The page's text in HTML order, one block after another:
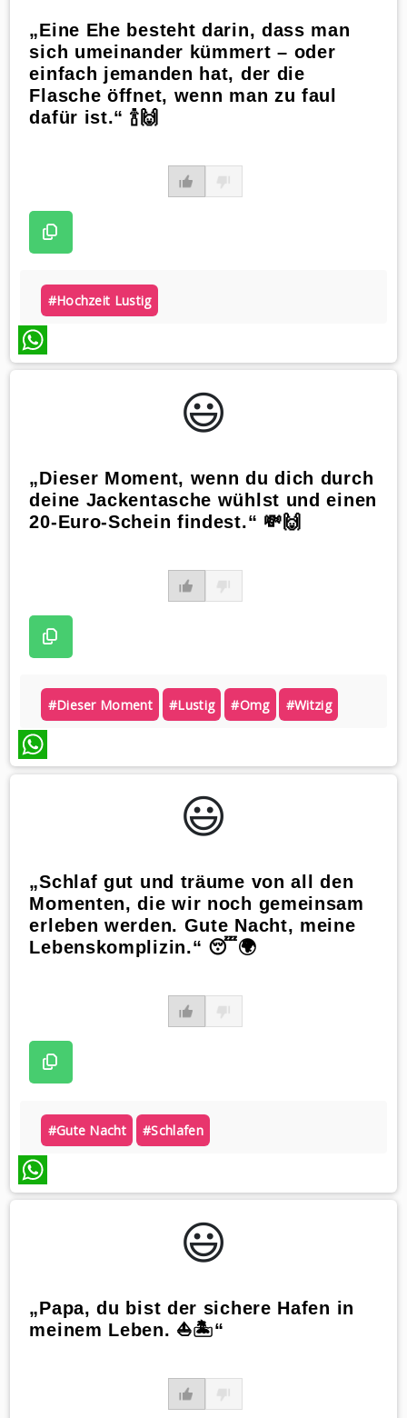
„Eine Ehe besteht darin, dass man
sich umeinander kümmert – oder
einfach jemanden hat, der die
Flasche öffnet, wenn man zu faul
dafür ist.“ 🍾🙌
#hochzeit Lustig
WhatsApp
😃️
„Dieser Moment, wenn du dich durch
deine Jackentasche wühlst und einen
20-Euro-Schein findest.“ 💸🙌
#dieser Moment #lustig #omg #witzig
WhatsApp
😃️
„Schlaf gut und träume von all den
Momenten, die wir noch gemeinsam
erleben werden. Gute Nacht, meine
Lebenskomplizin.“ 😴🌍
#gute Nacht #schlafen
WhatsApp
😃️
„Papa, du bist der sichere Hafen in
meinem Leben. ⛵🏝️“